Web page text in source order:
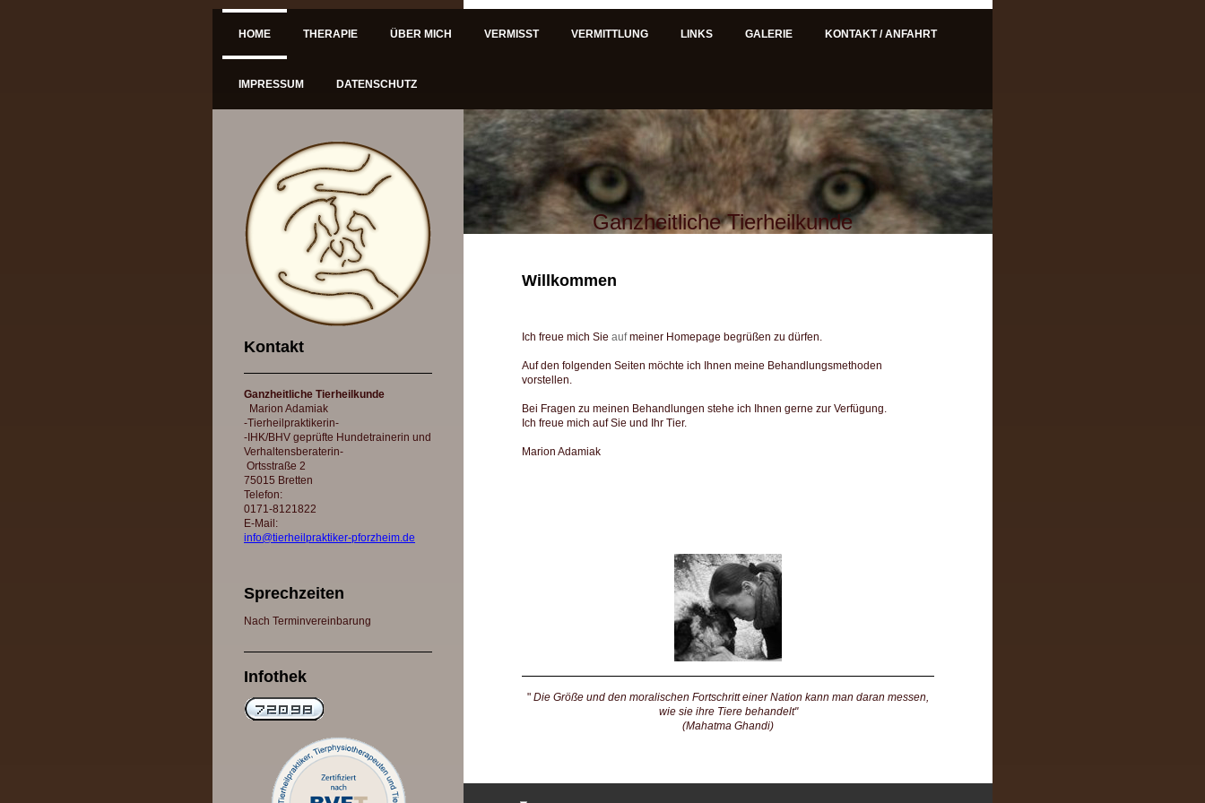
HOME THERAPIE ÜBER MICH VERMISST VERMITTLUNG LINKS GALERIE KONTAKT / ANFAHRT
IMPRESSUM DATENSCHUTZ
Kontakt
Ganzheitliche Tierheilkunde
Marion Adamiak
-Tierheilpraktikerin-
-IHK/BHV geprüfte Hundetrainerin und
Verhaltensberaterin-
Ortsstraße 2
75015 Bretten
Telefon:
0171-8121822
E-Mail:
info@tierheilpraktiker-pforzheim.de
Sprechzeiten
Nach Terminvereinbarung
Infothek
Ganzheitliche Tierheilkunde
Willkommen
Ich freue mich Sie aufmeiner Homepage begrüßen zu dürfen.
Auf den folgenden Seiten möchte ich Ihnen meine Behandlungsmethoden
vorstellen.
Bei Fragen zu meinen Behandlungen stehe ich Ihnen gerne zur Verfügung.
Ich freue mich auf Sie und Ihr Tier.
Marion Adamiak
" Die Größe und den moralischen Fortschritt einer Nation kann man daran messen,
wie sie ihre Tiere behandelt"
(Mahatma Ghandi)